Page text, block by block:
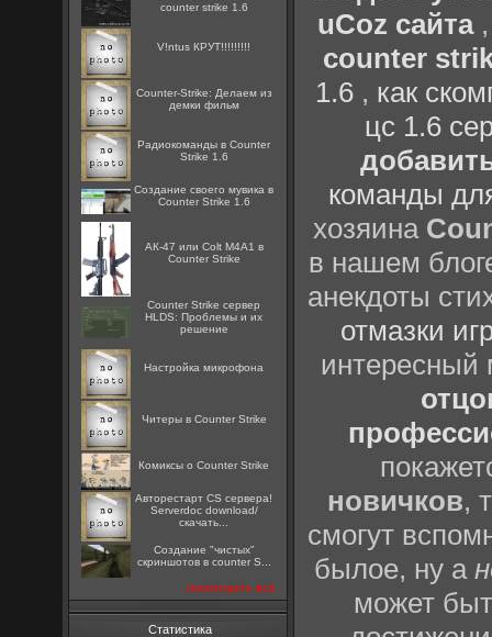
counter strike 1.6
V!ntus КРУТ!!!!!!!!!
Counter-Strike: Делаем из
демки фильм
Радиокоманды в Counter
Strike 1.6
Создание своего мувика в
Counter Strike 1.6
АК-47 или Colt M4A1 в
Counter Strike
Counter Strike сервер
HLDS: Проблемы и их
решение
Настройка микрофона
Читеры в Counter Strike
Комиксы о Counter Strike
Авторестарт CS сервера!
Serverdoc download/
скачать...
Создание "чистых"
скриншотов в counter S...
посмотреть все
Статистика
uCoz сайта
counter
1.6, как
цс 1.6
команды
хозяина
в нашем
анекдоты
отмазки
интересный
новичков,
смогут
былое, ну а
может